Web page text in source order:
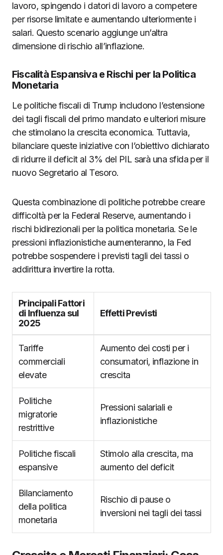
lavoro, spingendo i datori di lavoro a competere
per risorse limitate e aumentando ulteriormente i
salari. Questo scenario aggiunge un’altra
dimensione di rischio all’inflazione.
Fiscalità Espansiva e Rischi per la Politica
Monetaria
Le politiche fiscali di Trump includono l’estensione
dei tagli fiscali del primo mandato e ulteriori misure
che stimolano la crescita economica. Tuttavia,
bilanciare queste iniziative con l’obiettivo dichiarato
di ridurre il deficit al 3% del PIL sarà una sfida per il
nuovo Segretario al Tesoro.
Questa combinazione di politiche potrebbe creare
difficoltà per la Federal Reserve, aumentando i
rischi bidirezionali per la politica monetaria. Se le
pressioni inflazionistiche aumenteranno, la Fed
potrebbe sospendere i previsti tagli dei tassi o
addirittura invertire la rotta.
Principali Fattori
di Influenza sul
2025
Effetti Previsti
Tariffe
commerciali
elevate
Aumento dei costi per i
consumatori, inflazione in
crescita
Politiche
migratorie
restrittive
Pressioni salariali e
inflazionistiche
Politiche fiscali
espansive
Stimolo alla crescita, ma
aumento del deficit
Bilanciamento
della politica
monetaria
Rischio di pause o
inversioni nei tagli dei tassi